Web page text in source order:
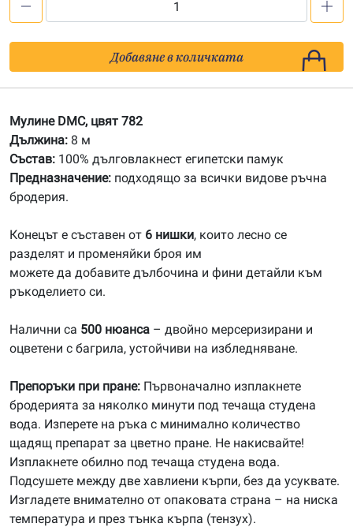
/781/
Мулине
Добавяне в количката
Мулине DMC, цвят 782
Дължина: 8 м
Състав: 100% дълговлакнест египетски памук
Предназначение: подходящо за всички видове ръчна
бродерия.
Конецът е съставен от 6 нишки, които лесно се
разделят и променяйки броя им
можете да добавите дълбочина и фини детайли към
ръкоделието си.
Налични са 500 нюанса – двойно мерсеризирани и
оцветени с багрила, устойчиви на избледняване.
Препоръки при пране: Първоначално изплакнете
бродерията за няколко минути под течаща студена
вода. Изперете на ръка с минимално количество
щадящ препарат за цветно пране. Не накисвайте!
Изплакнете обилно под течаща студена вода.
Подсушете между две хавлиени кърпи, без да усуквате.
Изгладете внимателно от опаковата страна – на ниска
температура и през тънка кърпа (тензух).